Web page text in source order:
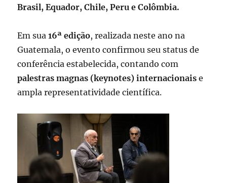
Brasil, Equador, Chile, Peru e Colômbia.
Em sua16ª edição, realizada neste ano na
Guatemala, o evento confirmou seu status de
conferência estabelecida, contando com
palestras magnas (keynotes) internacionais e
ampla representatividade científica.